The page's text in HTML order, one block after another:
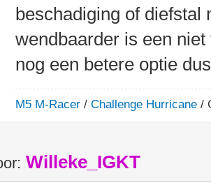
beschadiging of diefstal
wendbaarder is een
nog een betere optie
M5 M-Racer /Challenge Hurricane /
Willeke_IGKT